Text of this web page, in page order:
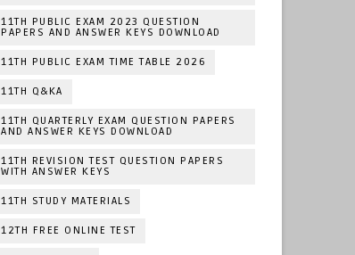
11TH PUBLIC EXAM 2023 QUESTION
PAPERS AND ANSWER KEYS DOWNLOAD
11TH PUBLIC EXAM TIME TABLE 2026
11TH Q&KA
11TH QUARTERLY EXAM QUESTION PAPERS
AND ANSWER KEYS DOWNLOAD
11TH REVISION TEST QUESTION PAPERS
WITH ANSWER KEYS
11TH STUDY MATERIALS
12TH FREE ONLINE TEST